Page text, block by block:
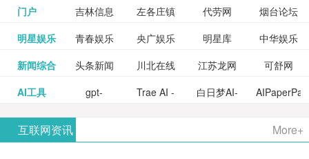
电影会推
荐好电影
给你。
社会保障 社会保障
检验检疫
业务网
委网 管局 办
湖北省粮
食局
更多>>
门户 吉林信息
网
左各庄镇
论坛
代劳网
烟台论坛
腾讯充值
中心
更多>>
明星娱乐 青春娱乐
网
央广娱乐
网,
明星库 中华娱乐
网
网易娱乐 更多>>
新闻综合 头条新闻 川北在线 江苏龙网
可舒网
巾帼网
更多>>
AI工具 gpt- Trae AI - 白日梦AI-
- AI论文写
互联网资讯 More+